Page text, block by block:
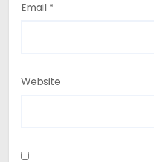
Email *
Website